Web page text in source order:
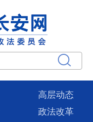
高层动态
政法改革